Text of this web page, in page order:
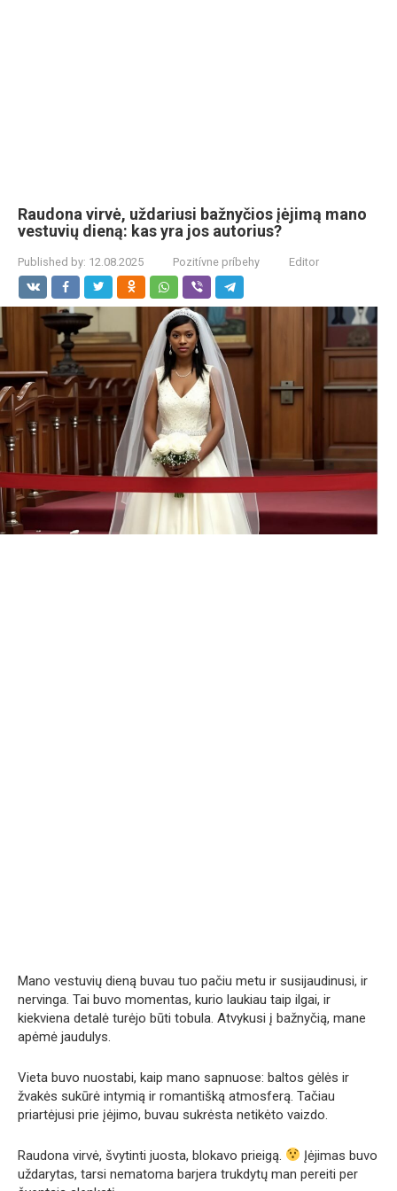
Raudona virvė, uždariusi bažnyčios įėjimą mano
vestuvių dieną: kas yra jos autorius?
Published by: 12.08.2025 Pozitívne príbehy Editor
Mano vestuvių dieną buvau tuo pačiu metu ir susijaudinusi, ir
nervinga. Tai buvo momentas, kurio laukiau taip ilgai, ir
kiekviena detalė turėjo būti tobula. Atvykusi į bažnyčią, mane
apėmė jaudulys.
Vieta buvo nuostabi, kaip mano sapnuose: baltos gėlės ir
žvakės sukūrė intymią ir romantišką atmosferą. Tačiau
priartėjusi prie įėjimo, buvau sukrėsta netikėto vaizdo.
Raudona virvė, švytinti juosta, blokavo prieigą.
Įėjimas buvo
uždarytas, tarsi nematoma barjera trukdytų man pereiti per